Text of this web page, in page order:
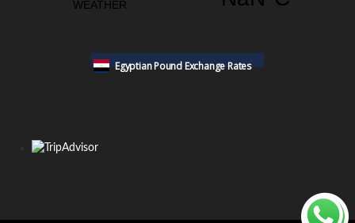
Egyptian Pound Exchange Rates